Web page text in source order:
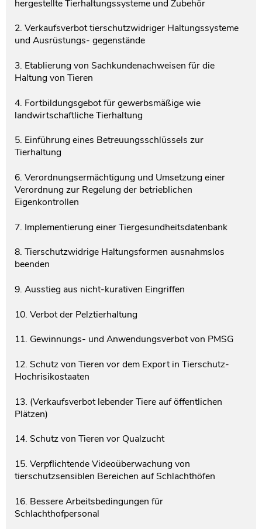
hergestellte Tierhaltungssysteme und Zubehör
2. Verkaufsverbot tierschutzwidriger Haltungssysteme
und Ausrüstungs- gegenstände
3. Etablierung von Sachkundenachweisen für die
Haltung von Tieren
4. Fortbildungsgebot für gewerbsmäßige wie
landwirtschaftliche Tierhaltung
5. Einführung eines Betreuungsschlüssels zur
Tierhaltung
6. Verordnungsermächtigung und Umsetzung einer
Verordnung zur Regelung der betrieblichen
Eigenkontrollen
7. Implementierung einer Tiergesundheitsdatenbank
8. Tierschutzwidrige Haltungsformen ausnahmslos
beenden
9. Ausstieg aus nicht-kurativen Eingriffen
10. Verbot der Pelztierhaltung
11. Gewinnungs- und Anwendungsverbot von PMSG
12. Schutz von Tieren vor dem Export in Tierschutz-
Hochrisikostaaten
13. (Verkaufsverbot lebender Tiere auf öffentlichen
Plätzen)
14. Schutz von Tieren vor Qualzucht
15. Verpflichtende Videoüberwachung von
tierschutzsensiblen Bereichen auf Schlachthöfen
16. Bessere Arbeitsbedingungen für
Schlachthofpersonal